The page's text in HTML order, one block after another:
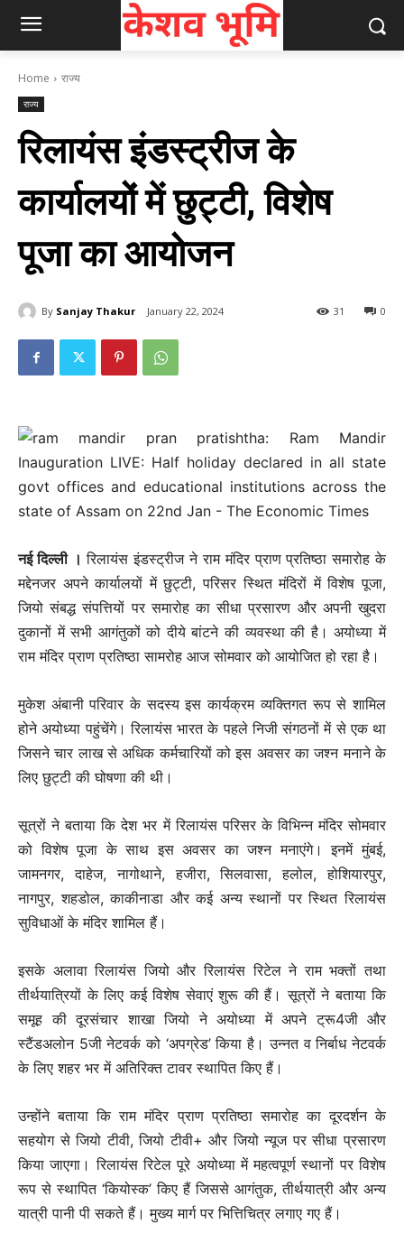
Home राज्य
राज्य
रिलायंस इंडस्ट्रीज के
कार्यालयों में छुट्टी, विशेष
पूजा का आयोजन
By Sanjay Thakur January 22, 2024 0
31
नई दिल्ली । रिलायंस इंडस्ट्रीज ने राम मंदिर प्राण प्रतिष्ठा समारोह के
मद्देनजर अपने कार्यालयों में छुट्टी, परिसर स्थित मंदिरों में विशेष पूजा,
जियो संबद्ध संपत्तियों पर समारोह का सीधा प्रसारण और अपनी खुदरा
दुकानों में सभी आगंतुकों को दीये बांटने की व्यवस्था की है। अयोध्या में
राम मंदिर प्राण प्रतिष्ठा सामरोह आज सोमवार को आयोजित हो रहा है।
मुकेश अंबानी परिवार के सदस्य इस कार्यक्रम व्यक्तिगत रूप से शामिल
होने अयोध्या पहुंचेंगे। रिलायंस भारत के पहले निजी संगठनों में से एक था
जिसने चार लाख से अधिक कर्मचारियों को इस अवसर का जश्न मनाने के
लिए छुट्टी की घोषणा की थी।
सूत्रों ने बताया कि देश भर में रिलायंस परिसर के विभिन्न मंदिर सोमवार
को विशेष पूजा के साथ इस अवसर का जश्न मनाएंगे। इनमें मुंबई,
जामनगर, दाहेज, नागोथाने, हजीरा, सिलवासा, हलोल, होशियारपुर,
नागपुर, शहडोल, काकीनाडा और कई अन्य स्थानों पर स्थित रिलायंस
सुविधाओं के मंदिर शामिल हैं।
इसके अलावा रिलायंस जियो और रिलायंस रिटेल ने राम भक्तों तथा
तीर्थयात्रियों के लिए कई विशेष सेवाएं शुरू की हैं। सूत्रों ने बताया कि
समूह की दूरसंचार शाखा जियो ने अयोध्या में अपने ट्रू4जी और
स्टैंडअलोन 5जी नेटवर्क को ‘अपग्रेड’ किया है। उन्नत व निर्बाध नेटवर्क
के लिए शहर भर में अतिरिक्त टावर स्थापित किए हैं।
उन्होंने बताया कि राम मंदिर प्राण प्रतिष्ठा समारोह का दूरदर्शन के
सहयोग से जियो टीवी, जियो टीवी+ और जियो न्यूज पर सीधा प्रसारण
किया जाएगा। रिलायंस रिटेल पूरे अयोध्या में महत्वपूर्ण स्थानों पर विशेष
रूप से स्थापित ‘कियोस्क’ किए हैं जिससे आगंतुक, तीर्थयात्री और अन्य
यात्री पानी पी सकते हैं। मुख्य मार्ग पर भित्तिचित्र लगाए गए हैं।